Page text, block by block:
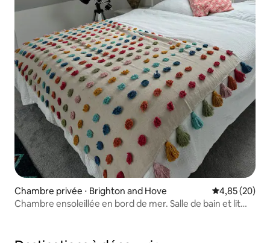
Chambre privée ⋅ Brighton and Hove Évaluation
4,85 (20)
Chambre ensoleillée en bord de mer. Salle de bain et lit